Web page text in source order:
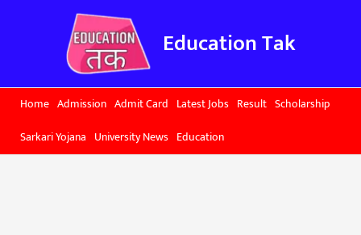
Education Tak
Home Admission Admit Card Latest Jobs Result Scholarship
Sarkari Yojana University News Education